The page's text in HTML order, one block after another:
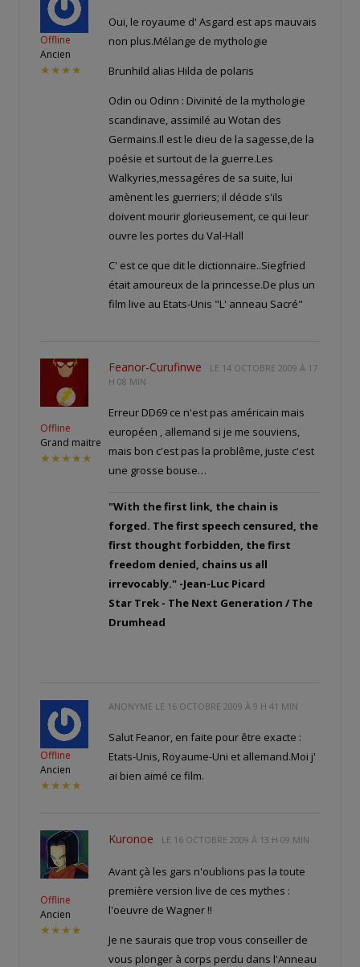
Offline
Ancien
★★★★
Oui, le royaume d' Asgard est aps mauvais
non plus.Mélange de mythologie
Brunhild alias Hilda de polaris
Odin ou Odinn : Divinité de la mythologie
scandinave, assimilé au Wotan des
Germains.Il est le dieu de la sagesse,de la
poésie et surtout de la guerre.Les
Walkyries,messagéres de sa suite, lui
amènent les guerriers; il décide s'ils
doivent mourir glorieusement, ce qui leur
ouvre les portes du Val-Hall
C' est ce que dit le dictionnaire..Siegfried
était amoureux de la princesse.De plus un
film live au Etats-Unis "L' anneau Sacré"
Offline
Grand maitre
★★★★★
Feanor-Curufinwe LE 14 OCTOBRE 2009 À 17
H 08 MIN
Erreur DD69 ce n'est pas américain mais
européen , allemand si je me souviens,
mais bon c'est pas la problême, juste c'est
une grosse bouse…
"With the first link, the chain is
forged. The first speech censured, the
first thought forbidden, the first
freedom denied, chains us all
irrevocably." -Jean-Luc Picard
Star Trek - The Next Generation / The
Drumhead
Offline
Ancien
★★★★
ANONYME LE 16 OCTOBRE 2009 À 9 H 41 MIN
Salut Feanor, en faite pour être exacte :
Etats-Unis, Royaume-Uni et allemand.Moi j'
ai bien aimé ce film.
Offline
Ancien
★★★★
Kuronoe LE 16 OCTOBRE 2009 À 13 H 09 MIN
Avant çà les gars n'oublions pas la toute
première version live de ces mythes :
l'oeuvre de Wagner !!
Je ne saurais que trop vous conseiller de
vous plonger à corps perdu dans l'Anneau